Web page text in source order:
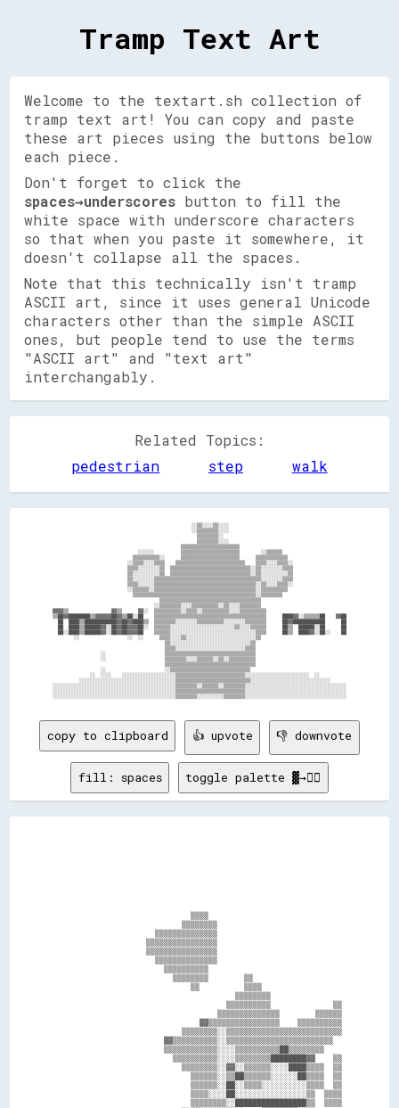
Tramp Text Art
Welcome to the textart.sh collection of
tramp text art! You can copy and paste
these art pieces using the buttons below
each piece.
Don't forget to click the
spaces→underscores button to fill the
white space with underscore characters
so that when you paste it somewhere, it
doesn't collapse all the spaces.
Note that this technically isn't tramp
ASCII art, since it uses general Unicode
characters other than the simple ASCII
ones, but people tend to use the terms
"ASCII art" and "text art"
interchangably.
Related Topics:
pedestrian
step walk
                                                    ░░▒▒░░░░▒▒░░░░
                                                    ░░▒▒▒▒▒▒▒▒░░░░
                                                      ▒▒▒▒▒▒▒▒░░
                                                      ▒▒▒▒▒▒▒▒░░░░
                                                ▒▒▒▒▒▒▒▒▒▒▒▒▒▒▒▒▒▒▒▒▒▒
                                ░░░░░░          ▒▒▒▒▒▒▒▒▒▒▒▒▒▒▒▒▒▒▒▒▒▒        ░░▒▒▒▒▒▒
                              ▒▒▒▒▒▒▒▒▒▒░░      ▒▒▒▒▒▒▒▒▒▒▒▒▒▒▒▒▒▒▒▒▒▒      ▒▒▒▒▒▒▒▒▒▒▒▒
                            ░░▒▒▒▒░░░░▒▒▒▒    ▒▒▒▒▒▒▒▒▒▒▒▒▒▒▒▒▒▒▒▒▒▒▒▒▒▒    ▒▒▒▒░░░░▒▒▒▒░░
                            ▒▒▒▒░░░░░░░░▒▒  ▒▒▒▒▒▒▒▒▒▒▒▒▒▒▒▒▒▒▒▒▒▒▒▒▒▒▒▒▒▒░░▒▒░░░░░░░░▒▒▒▒
                            ▒▒░░░░░░░░░░▒▒  ▒▒▒▒▒▒▒▒▒▒▒▒▒▒▒▒▒▒▒▒▒▒▒▒▒▒▒▒▒▒░░▒▒░░░░░░░░░░▒▒
                            ▒▒░░░░░░░░▒▒▒▒▒▒▒▒▒▒▒▒▒▒▒▒▒▒▒▒▒▒▒▒▒▒▒▒▒▒▒▒▒▒▒▒▒▒▒▒░░░░░░░░▒▒▒▒
                            ▒▒▒▒░░░░░░▒▒▒▒▒▒▒▒▒▒▒▒▒▒▒▒▒▒▒▒▒▒▒▒▒▒▒▒▒▒▒▒▒▒▒▒▒▒░░▒▒░░░░▒▒▒▒░░
                            ░░▒▒▒▒▒▒░░▒▒▒▒▒▒▒▒▒▒▒▒▒▒▒▒▒▒▒▒▒▒▒▒▒▒▒▒▒▒▒▒▒▒▒▒▒▒░░▒▒▒▒▒▒▒▒▒▒
                              ▒▒▒▒▒▒▒▒▒▒▒▒▒▒▒▒▒▒▒▒▒▒▒▒▒▒▒▒▒▒▒▒▒▒▒▒▒▒▒▒▒▒▒▒▒▒░░▒▒▒▒▒▒▒▒
                                        ▒▒▒▒▒▒▒▒▒▒▒▒▒▒▒▒▒▒▒▒▒▒▒▒▒▒▒▒▒▒▒▒▒▒▒▒▒▒
                                      ░░▒▒▒▒▒▒▒▒░░░░▒▒▒▒▒▒▒▒▒▒░░▒▒░░░░▒▒▒▒▒▒▒▒
▓▓▓▓▒▒                ▓▓▒▒      ▓▓░░  ▒▒▒▒▒▒▒▒▒▒░░▒▒▒▒░░▒▒▒▒▒▒▒▒▒▒░░░░▒▒▒▒▒▒▒▒▒▒
▒▒██▓▓████████▒▒▓▓▓▓▓▓██▓▓▒▒██░░██    ▒▒▒▒▒▒▒▒▒▒▒▒▒▒▒▒▒▒▒▒▒▒▒▒▒▒▒▒▒▒▒▒▒▒▒▒▒▒▒▒▒▒      ████▓▓░░▒▒▒▒▒▒██    ▓▓██
  ██  ████▒▒████████████▓▓██▓▓████▒▒  ▒▒▒▒▒▒▒▒░░░░░░░░▒▒▒▒▒▒▒▒▒▒░░░░░░░░▒▒▒▒▒▒▒▒      ██▓▓████████████      ██
  ██  ████▒▒██████▓▓░░██▓▓██▓▓▓▓██░░  ▒▒▒▒▒▒░░░░░░░░░░░░░░░░░░░░░░░░▒▒░░░░▒▒▒▒▒▒      ██▒▒  ██████░░██      ██
  ██░░████▒▒██████▓▓░░██▓▓██▓▓▓▓██    ▒▒▒▒▒▒░░░░░░░░░░░░░░░░░░░░░░░░░░░░░░░░▒▒▒▒      ██▒▒  ████▓▓░░██░░    ██
        ░░                  ░░  ░░      ▒▒▒▒░░░░▒▒░░░░░░░░░░░░░░░░░░░░░░░░░░▒▒
                                          ▒▒░░░░░░░░░░░░░░░░░░░░░░░░░░░░░░▒▒
                                          ▒▒▒▒░░░░░░░░░░░░░░░░░░░░░░░░░░▒▒▒▒
                  ░░                      ▒▒▒▒▒▒▒▒▒▒▒▒▒▒▒▒▒▒▒▒▒▒▒▒▒▒▒▒▒▒▒▒▒▒
                  ░░                      ▒▒▒▒▒▒▒▒░░░░▒▒▒▒▒▒░░▒▒░░▒▒▒▒▒▒▒▒▒▒
                                          ▒▒▒▒▒▒▒▒▒▒▒▒▒▒▒▒▒▒▒▒▒▒▒▒▒▒▒▒▒▒▒▒▒▒
                  ░░                      ░░▒▒▒▒▒▒▒▒▒▒▒▒▒▒▒▒▒▒▒▒▒▒▒▒▒▒▒▒▒▒
              ░░  ░░░░    ░░░░░░░░░░░░░░░░░░░░▒▒▒▒▒▒▒▒▒▒▒▒▒▒▒▒▒▒▒▒▒▒▒▒▒▒░░░░░░░░░░░░░░░░░░░░░░░░  ░░
          ░░░░░░░░░░░░░░░░░░░░░░░░░░░░░░░░░░░░▒▒▒▒▒▒▒▒▒▒▒▒▒▒▒▒▒▒▒▒▒▒▒▒▒▒▒▒░░░░░░░░░░░░░░░░░░░░░░░░░░░░░░
░░░░░░░░░░░░░░░░░░░░░░░░░░░░░░░░░░░░░░░░░░░░░░▒▒▒▒▒▒▒▒░░▒▒▒▒▒▒░░▒▒▒▒▒▒▒▒░░░░░░░░░░░░░░░░░░░░░░░░░░░░░░░░░░░░░░
░░░░░░░░░░░░░░░░░░░░░░░░░░░░░░░░░░░░░░░░░░░░░░▒▒▒▒▒▒▒▒▒▒▒▒▒▒▒▒▒▒▒▒▒▒▒▒▒▒░░░░░░░░░░░░░░░░░░░░░░░░░░░░░░░░░░░░░░
copy to clipboard 👍 upvote 👎 downvote
fill: spaces toggle palette ▓→✊🏽
                              ▒▒▒▒
                            ▒▒▒▒▒▒▒▒
                      ▒▒▒▒▒▒▒▒▒▒▒▒▒▒
                    ▒▒▒▒▒▒▒▒▒▒▒▒▒▒▒▒
                    ▒▒▒▒▒▒▒▒▒▒▒▒▒▒▒▒
                      ▒▒▒▒▒▒▒▒▒▒▒▒▒▒
                        ▒▒▒▒▒▒▒▒▒▒
                          ▒▒▒▒▒▒▒▒        ▒▒
                              ▒▒          ▒▒▒▒
                                        ▒▒▒▒▒▒▒▒
                                      ▒▒▒▒▒▒▒▒▒▒              ▒▒
                                    ▒▒▒▒▒▒▒▒▒▒▒▒▒▒        ▒▒▒▒▒▒
                                ▓▓▒▒▒▒▒▒▒▒▒▒▒▒▒▒▒▒    ▒▒▒▒▒▒▒▒▒▒
                            ▒▒▒▒▒▒▒▒░░▒▒▒▒▒▒▒▒▒▒▒▒▒▒▒▒▒▒▒▒▒▒▒▒▒▒
                        ▓▓▒▒▒▒▒▒▒▒▒▒░░▒▒▒▒▒▒▒▒▒▒▒▒▒▒▒▒▒▒▒▒▒▒▒▒
                        ▒▒▒▒▒▒▒▒▒▒▒▒░░░░▒▒▒▒▒▒▒▒▒▒██▒▒▒▒▒▒▒▒
                          ▒▒▒▒▒▒▒▒▒▒░░░░▒▒▒▒▒▒▒▒████████▓▓    ▒▒
                            ▒▒▒▒▒▒▒▒░░▓▓░░▒▒▒▒▒▒░░░░████▒▒▒▒  ▒▒
                              ▒▒▒▒▒▒░░▒▒██▒▒▒▒▒▒░░░░░░██▒▒▒▒  ▒▒
                              ▒▒▒▒▒▒░░██░░▒▒▒▒░░░░░░░░░░▒▒▒▒  ▒▒
                              ▒▒▒▒░░░░██░░░░░░░░░░░░░░░░▒▒  ▒▒▒▒
                              ▒▒▒▒▒▒▒▒░░████████████████▒▒  ▒▒▒▒